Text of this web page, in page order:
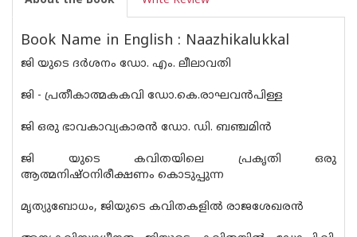
Book Name in English : Naazhikalukkal
ജി യുടെ ദർശനം ഡോ. എം. ലീലാവതി
ജി - പ്രതീകാത്മകകവി ഡോ.കെ.രാഘവൻപിള്ള
ജി ഒരു ഭാവകാവ്യകാരൻ ഡോ. ഡി. ബഞ്ചമിൻ
ജി യുടെ കവിതയിലെ പ്രകൃതി ഒരു
ആത്മനിഷ്‌ഠനിരീക്ഷണം കൊടുപ്പുന്ന
മൃത്യുബോധം, ജിയുടെ കവിതകളിൽ രാജശേഖരൻ